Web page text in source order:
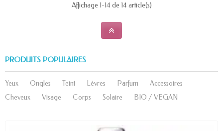
Affichage 1-14 de 14 article(s)
PRODUITS POPULAIRES
Yeux Ongles Teint Lèvres Parfum
Accessoires
Cheveux
Visage Corps Solaire BIO / VEGAN